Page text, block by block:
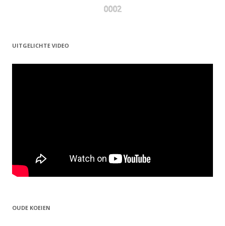
0002
UITGELICHTE VIDEO
OUDE KOEIEN